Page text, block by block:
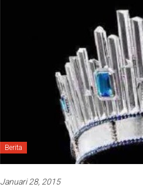
Berita
Januari 28, 2015